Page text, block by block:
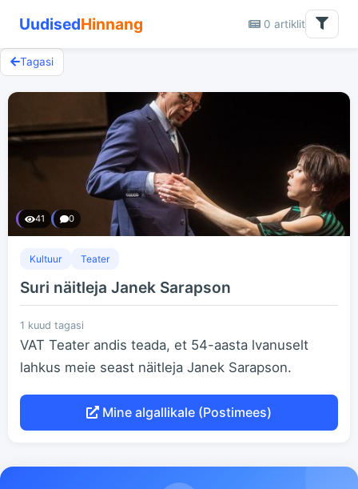
UudisedHinnang 0 artiklit
Tagasi
41 0
Kultuur Teater
Suri näitleja Janek Sarapson
1 kuud tagasi
VAT Teater andis teada, et 54-aasta lvanuselt
lahkus meie seast näitleja Janek Sarapson.
Mine algallikale (Postimees)